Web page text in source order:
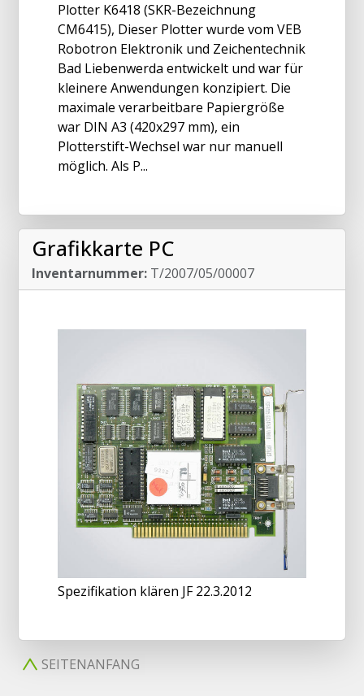
Plotter K6418 (SKR-Bezeichnung
CM6415), Dieser Plotter wurde vom VEB
Robotron Elektronik und Zeichentechnik
Bad Liebenwerda entwickelt und war für
kleinere Anwendungen konzipiert. Die
maximale verarbeitbare Papiergröße
war DIN A3 (420x297 mm), ein
Plotterstift-Wechsel war nur manuell
möglich. Als P...
Grafikkarte PC
Inventarnummer: T/2007/05/00007
Spezifikation klären JF 22.3.2012
SEITENANFANG